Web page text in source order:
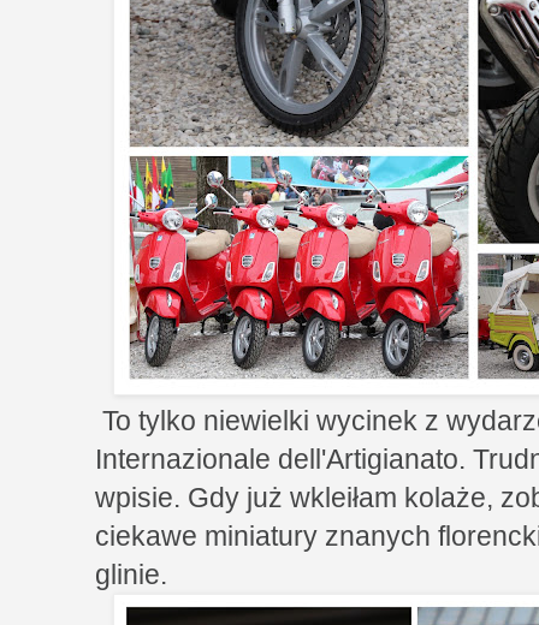
To tylko niewielki wycinek z
Internazionale dell'Artigianato.
wpisie. Gdy już wkleiłam kolaże,
ciekawe miniatury znanych
glinie.